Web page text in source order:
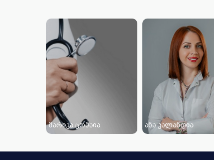
მარიკა ცომაია ანა კალანდია